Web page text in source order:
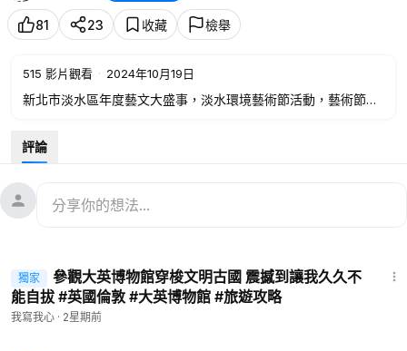
81 23 收藏 檢舉
515 影片觀看 · 2024年10月19日
新北市淡水區年度藝文大盛事，淡水環境藝術節活動，藝術節踩
評論
獨家
參觀大英博物館穿梭文明古國 震撼到讓我久久不
能自拔 #英國倫敦 #大英博物館 #旅遊攻略
我寫我心 · 2星期前